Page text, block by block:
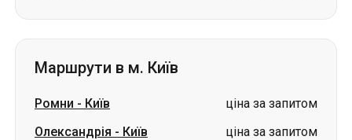
Маршрути в м. Київ
Ромни - Київ
ціна за запитом
Олександрія - Київ
ціна за запитом